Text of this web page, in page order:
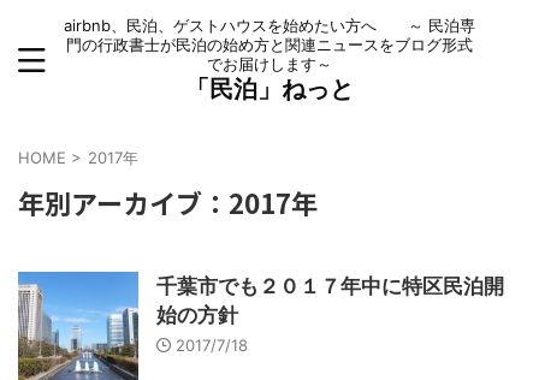
airbnb、民泊、ゲストハウスを始めたい方へ ～ 民泊専
門の行政書士が民泊の始め方と関連ニュースをブログ形式
でお届けします～
「民泊」ねっと
HOME > 2017年
年別アーカイブ：2017年
千葉市でも２０１７年中に特区民泊開
始の方針
2017/7/18